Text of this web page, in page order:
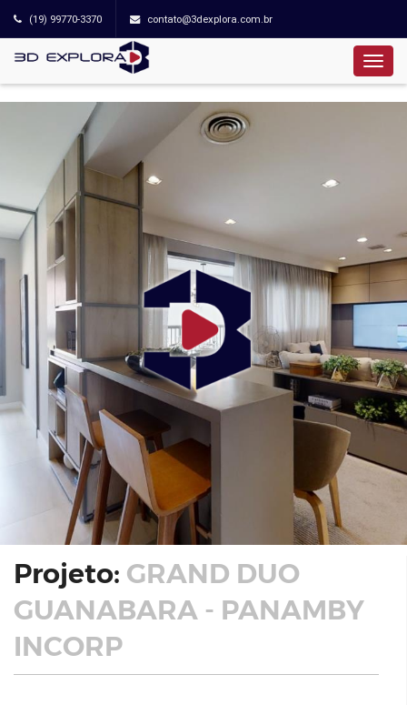
(19) 99770-3370 contato@3dexplora.com.br
Projeto: GRAND DUO
GUANABARA - PANAMBY
INCORP